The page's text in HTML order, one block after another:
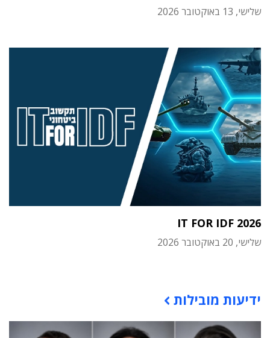
שלישי, 13 באוקטובר 2026
IT FOR IDF 2026
שלישי, 20 באוקטובר 2026
ידיעות מובילות